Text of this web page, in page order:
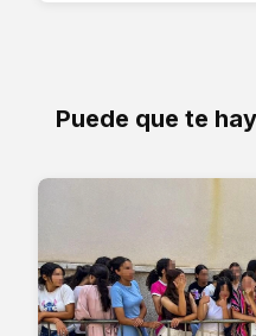
Puede que te